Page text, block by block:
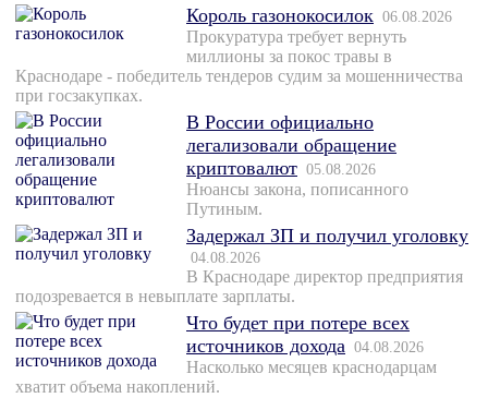
Король газонокосилок 06.08.2026
Прокуратура требует вернуть
миллионы за покос травы в
Краснодаре - победитель тендеров судим за мошенничества
при госзакупках.
В России официально
легализовали обращение
криптовалют 05.08.2026
Нюансы закона, пописанного
Путиным.
Задержал ЗП и получил уголовку
04.08.2026
В Краснодаре директор предприятия
подозревается в невыплате зарплаты.
Что будет при потере всех
источников дохода 04.08.2026
Насколько месяцев краснодарцам
хватит объема накоплений.